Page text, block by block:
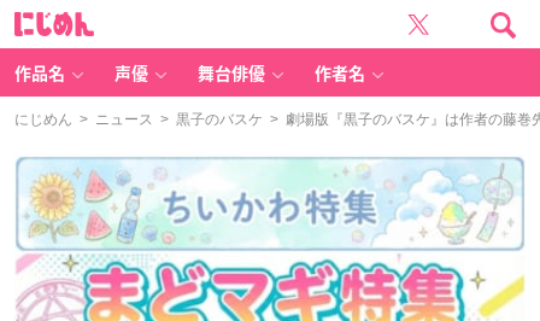
作品名 声優 舞台俳優 作者名
にじめん > ニュース > 黒子のバスケ > 劇場版『黒子のバスケ』は作者の藤巻